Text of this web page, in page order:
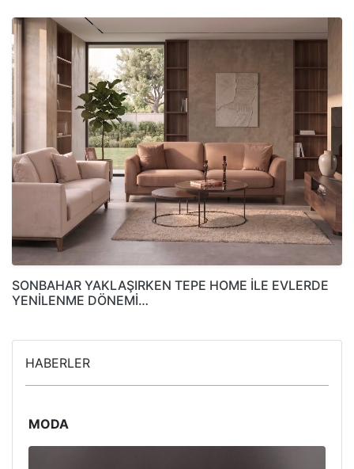
SONBAHAR YAKLAŞIRKEN TEPE HOME İLE EVLERDE
YENİLENME DÖNEMİ…
HABERLER
MODA